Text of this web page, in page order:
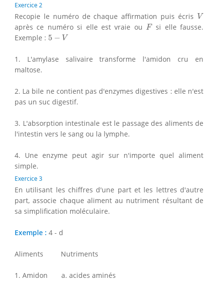
Exercice 2
Recopie le numéro de chaque affirmation puis écris V
V
après ce numéro si elle est vraie ou F
Fsi elle fausse.
Exemple : 5 − V
5 V
1. L'amylase salivaire transforme l'amidon cru en
maltose.
2. La bile ne contient pas d'enzymes digestives : elle n'est
pas un suc digestif.
3. L'absorption intestinale est le passage des aliments de
l'intestin vers le sang ou la lymphe.
4. Une enzyme peut agir sur n'importe quel aliment
simple.
Exercice 3
En utilisant les chiffres d'une part et les lettres d'autre
part, associe chaque aliment au nutriment résultant de
sa simplification moléculaire.
Exemple : 4 - d
Aliments Nutriments
1. Amidon a. acides aminés